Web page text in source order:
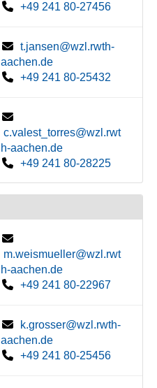
+49 241 80-27456
t.jansen@wzl.rwth-
aachen.de
+49 241 80-25432
c.valest_torres@wzl.rwt
h-aachen.de
+49 241 80-28225
m.weismueller@wzl.rwt
h-aachen.de
+49 241 80-22967
k.grosser@wzl.rwth-
aachen.de
+49 241 80-25456